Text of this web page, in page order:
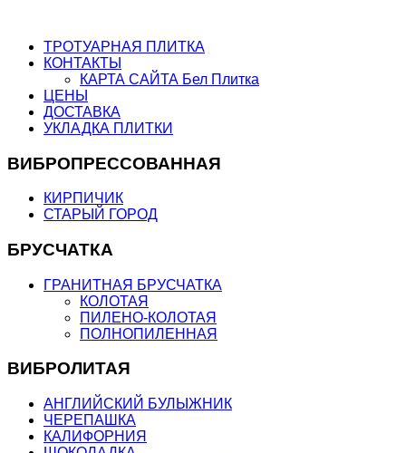
ТРОТУАРНАЯ ПЛИТКА
КОНТАКТЫ
КАРТА САЙТА Бел Плитка
ЦЕНЫ
ДОСТАВКА
УКЛАДКА ПЛИТКИ
ВИБРОПРЕССОВАННАЯ
КИРПИЧИК
СТАРЫЙ ГОРОД
БРУСЧАТКА
ГРАНИТНАЯ БРУСЧАТКА
КОЛОТАЯ
ПИЛЕНО-КОЛОТАЯ
ПОЛНОПИЛЕННАЯ
ВИБРОЛИТАЯ
АНГЛИЙСКИЙ БУЛЫЖНИК
ЧЕРЕПАШКА
КАЛИФОРНИЯ